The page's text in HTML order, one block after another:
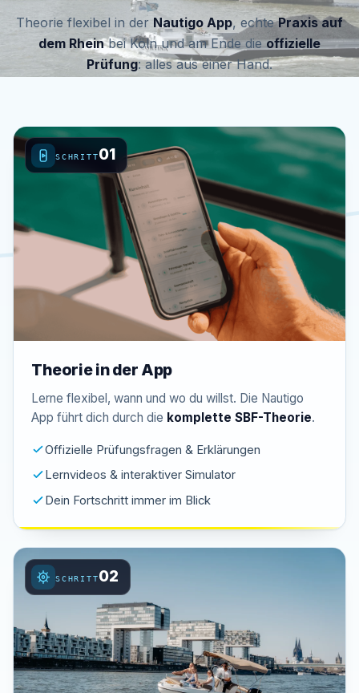
Theorie flexibel in der Nautigo App, echtePraxis auf
dem Rheinbei Köln und am Ende dieoffizielle
Prüfung: alles aus einer Hand.
SCHRITT01
Theorie in der App
Lerne flexibel, wann und wo du willst. Die Nautigo
App führt dich durch die komplette SBF-Theorie.
Offizielle Prüfungsfragen & Erklärungen
Lernvideos & interaktiver Simulator
Dein Fortschritt immer im Blick
SCHRITT02